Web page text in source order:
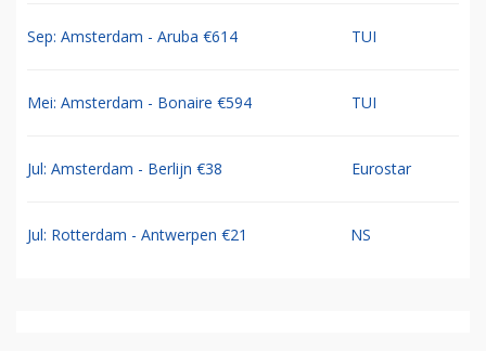
Sep: Amsterdam - Aruba €614 TUI
Mei: Amsterdam - Bonaire €594 TUI
Jul: Amsterdam - Berlijn €38 Eurostar
Jul: Rotterdam - Antwerpen €21 NS